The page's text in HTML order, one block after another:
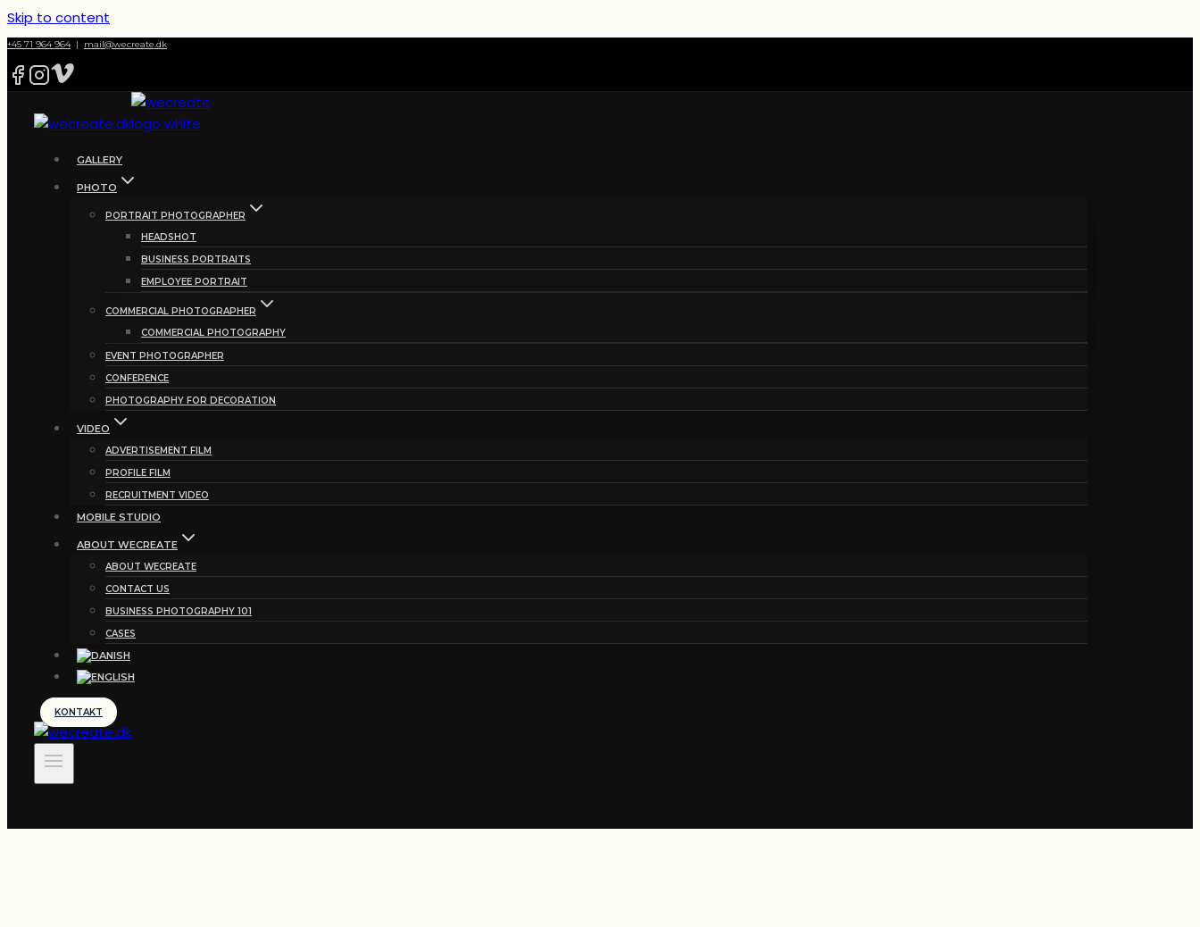
Skip to content
+45 71 964 964| mail@wecreate.dk
GALLERY
PHOTO
PORTRAIT PHOTOGRAPHER
HEADSHOT
BUSINESS PORTRAITS
EMPLOYEE PORTRAIT
COMMERCIAL PHOTOGRAPHER
COMMERCIAL PHOTOGRAPHY
EVENT PHOTOGRAPHER
CONFERENCE
PHOTOGRAPHY FOR DECORATION
VIDEO
ADVERTISEMENT FILM
PROFILE FILM
RECRUITMENT VIDEO
MOBILE STUDIO
ABOUT WECREATE
ABOUT WECREATE
CONTACT US
BUSINESS PHOTOGRAPHY 101
CASES
KONTAKT